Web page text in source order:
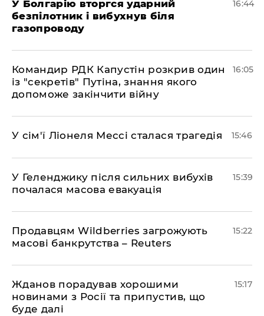
У Болгарію вторгся ударний
безпілотник і вибухнув біля
газопроводу
16:44
Командир РДК Капустін розкрив один
із "секретів" Путіна, знання якого
допоможе закінчити війну
16:05
У сім'ї Ліонеля Мессі сталася трагедія 15:46
У Геленджику після сильних вибухів
почалася масова евакуація
15:39
Продавцям Wildberries загрожують
масові банкрутства – Reuters
15:22
Жданов порадував хорошими
новинами з Росії та припустив, що
буде далі
15:17